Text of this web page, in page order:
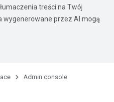
treści na Twój
wygenerowane przez AI mogą
Admin console